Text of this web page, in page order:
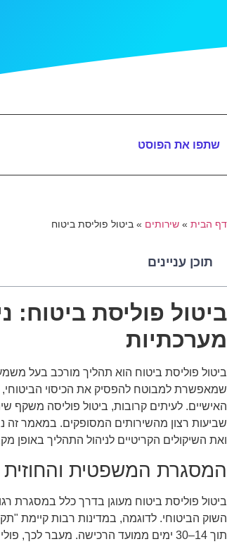
שתפו את הפוסט
דף הבית » שירותים » ביטול פוליסת ביטוח
תוכן עניינים
ביטול פוליסת ביטוח:
מערכתיות
ביטול פוליסת ביטוח הוא תהליך מורכב בעל
שמאפשרת למבוטח להפסיק את הכיסוי הביטוחי,
האישיים. לעיתים קרובות, ביטול פוליסה משקף
שביעות רצון מהשירותים המסופקים. במאמר זה
ואת השיקולים הקריטיים לניהול התהליך באופן
המסגרת המשפטית והחוזית
ביטול פוליסת ביטוח מעוגן בדרך כלל במסגרת
תוך 14–30 ימים ממועד הרכישה. מעבר